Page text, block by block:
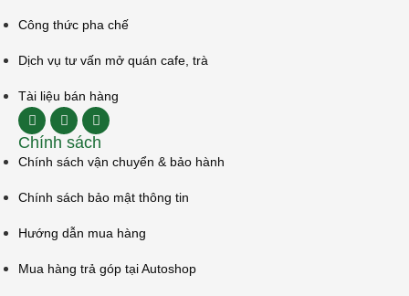
Công thức pha chế
Dịch vụ tư vấn mở quán cafe, trà
Tài liệu bán hàng
Chính sách
Chính sách vận chuyển & bảo hành
Chính sách bảo mật thông tin
Hướng dẫn mua hàng
Mua hàng trả góp tại Autoshop